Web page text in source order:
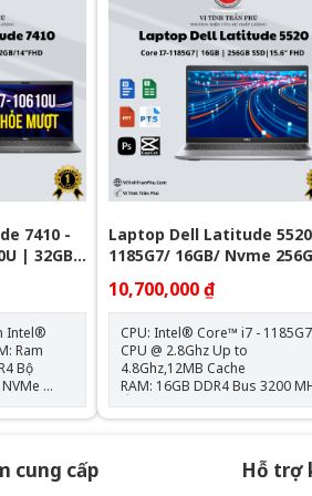
Hoạ: Intel® Arc™ Graphic Bảo
Hành 12 Tháng
7410 -
| 32GB |
Full HD
Intel®
620
x
Laptop Dell Latitude
1185G7/ 16GB/ Nvme
10,700,000 ₫
CPU: Intel® Core™ i7 - 1185G7
CPU @ 2.8Ghz Up to
4.8Ghz,12MB Cache
RAM: 16GB DDR4 Bus 3200
Ổ cứng: 256GB PCIe® SSD
VGA: Intel® Iris® Xe Graphics
(1920x1080), Anti-Glare Kết
nối: 2x USB 3.2, 2x
cung cấp Hỗ trợ